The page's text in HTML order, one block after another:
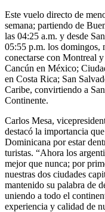
Este vuelo directo de
semana; partiendo de
las 04:25 a.m. y desde
05:55 p.m. los domingos,
conectarse con Montreal
Cancún en México;
en Costa Rica; San
Caribe, convirtiendo a
Continente.
Carlos Mesa,
destacó la importancia
Dominicana por estar
turistas. “Ahora los
mejor que nunca; por
nuestras dos ciudades
mantenido su palabra de
uniendo a todo el
experiencia y calidad de